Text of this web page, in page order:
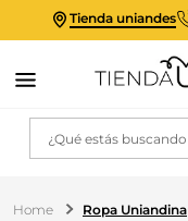
Tienda uniandes
¿Qué estás
Ropa Uniandina